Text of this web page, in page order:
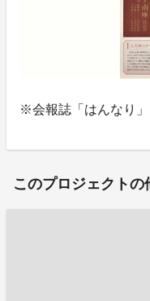
※会報誌「はんなり」
このプロジェクトの